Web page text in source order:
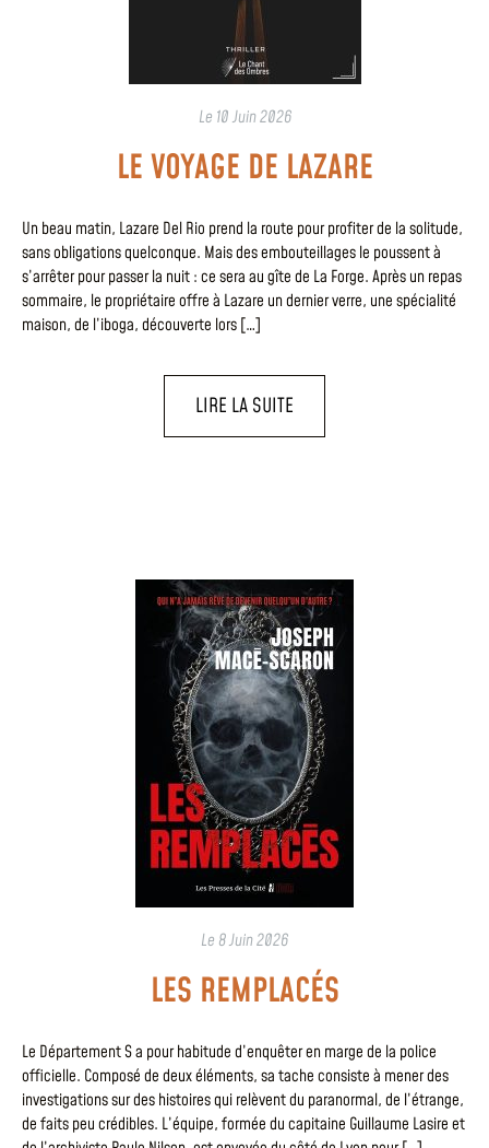
Le 10 Juin 2026
LE VOYAGE DE LAZARE
Un beau matin, Lazare Del Rio prend la route pour profiter de la solitude,
sans obligations quelconque. Mais des embouteillages le poussent à
s’arrêter pour passer la nuit : ce sera au gîte de La Forge. Après un repas
sommaire, le propriétaire offre à Lazare un dernier verre, une spécialité
maison, de l’iboga, découverte lors […]
LIRE LA SUITE
Le 8 Juin 2026
LES REMPLACÉS
Le Département S a pour habitude d’enquêter en marge de la police
officielle. Composé de deux éléments, sa tache consiste à mener des
investigations sur des histoires qui relèvent du paranormal, de l’étrange,
de faits peu crédibles. L’équipe, formée du capitaine Guillaume Lasire et